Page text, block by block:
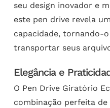
seu design inovador e
este pen drive revela
capacidade, tornando-
transportar seus
Elegância e
O Pen Drive Giratório
combinação perfeita